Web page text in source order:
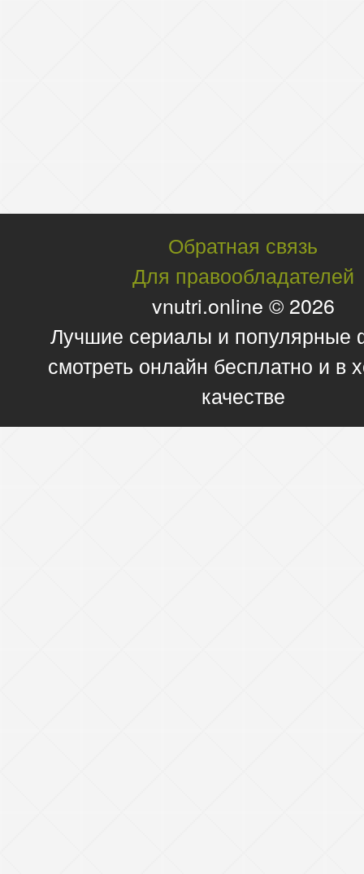
Обратная связь
Для правообладателей
vnutri.online © 2026
Лучшие сериалы и
смотреть онлайн бесплатно и в
качестве